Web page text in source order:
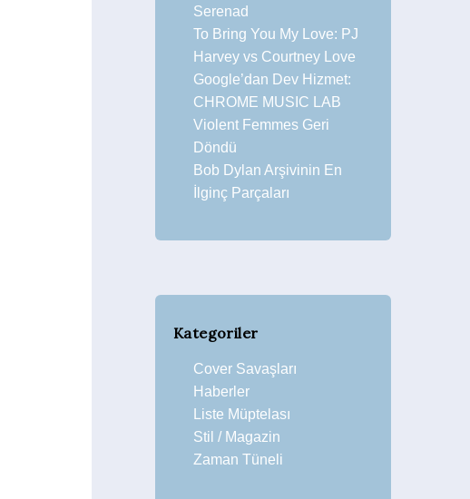
Serenad
To Bring You My Love: PJ
Harvey vs Courtney Love
Google’dan Dev Hizmet:
CHROME MUSIC LAB
Violent Femmes Geri
Döndü
Bob Dylan Arşivinin En
İlginç Parçaları
Kategoriler
Cover Savaşları
Haberler
Liste Müptelası
Stil / Magazin
Zaman Tüneli